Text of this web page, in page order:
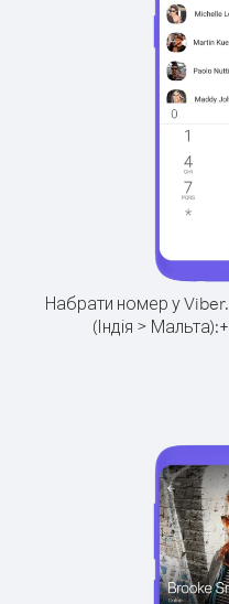
Набрати номер у Viber.
(Індія > Мальта):+